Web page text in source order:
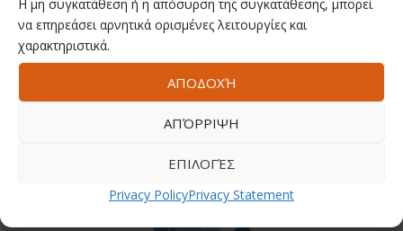
Η μη συγκατάθεση ή η απόσυρση της συγκατάθεσης, μπορεί
να επηρεάσει αρνητικά ορισμένες λειτουργίες και
χαρακτηριστικά.
ΑΠΟΔΟΧΉ
ΑΠΌΡΡΙΨΗ
ΕΠΙΛΟΓΈΣ
Privacy PolicyPrivacy Statement